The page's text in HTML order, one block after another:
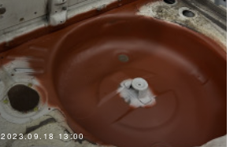
2023.09.18 13:00